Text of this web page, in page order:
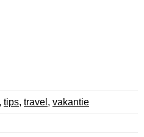
, tips, travel , vakantie